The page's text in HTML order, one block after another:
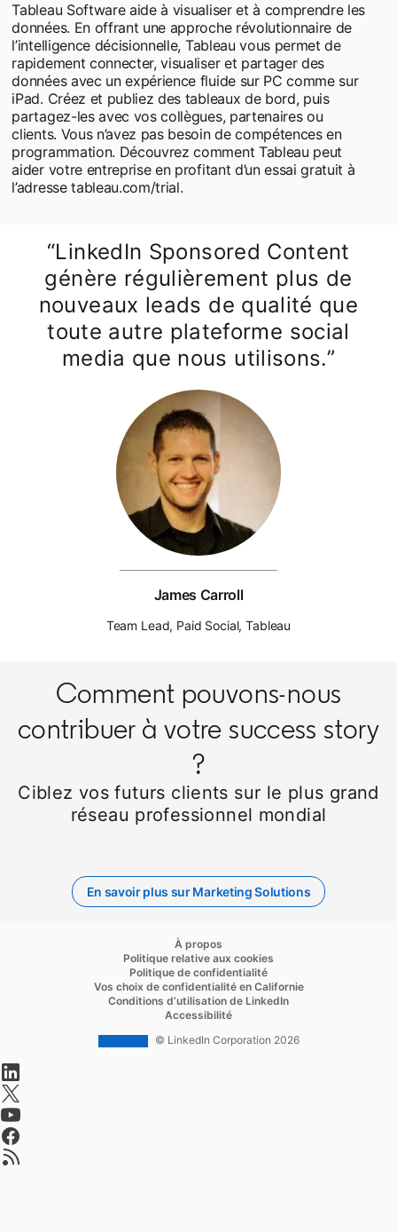
Tableau Software aide à visualiser et à comprendre les
données. En offrant une approche révolutionnaire de
l’intelligence décisionnelle, Tableau vous permet de
rapidement connecter, visualiser et partager des
données avec un expérience fluide sur PC comme sur
iPad. Créez et publiez des tableaux de bord, puis
partagez-les avec vos collègues, partenaires ou
clients. Vous n’avez pas besoin de compétences en
programmation. Découvrez comment Tableau peut
aider votre entreprise en profitant d’un essai gratuit à
l’adresse tableau.com/trial.
“LinkedIn Sponsored Content
génère régulièrement plus de
nouveaux leads de qualité que
toute autre plateforme social
media que nous utilisons.”
James Carroll
Team Lead, Paid Social, Tableau
Comment pouvons-nous
contribuer à votre success story
?
Ciblez vos futurs clients sur le plus grand
réseau professionnel mondial
En savoir plus sur Marketing Solutions
À propos
Politique relative aux cookies
Politique de confidentialité
Vos choix de confidentialité en Californie
Conditions d’utilisation de LinkedIn
Accessibilité
© LinkedIn Corporation 2026